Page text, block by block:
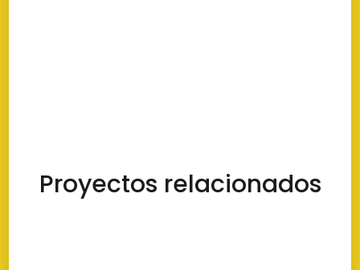
Proyectos relacionados